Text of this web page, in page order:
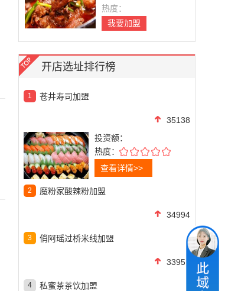
热度：
我要加盟
开店选址排行榜
1 苍井寿司加盟
35138
投资额：
热度：
查看详情>>
2 魔粉家酸辣粉加盟
34994
3 俏阿瑶过桥米线加盟
33956
4 私蜜茶茶饮加盟